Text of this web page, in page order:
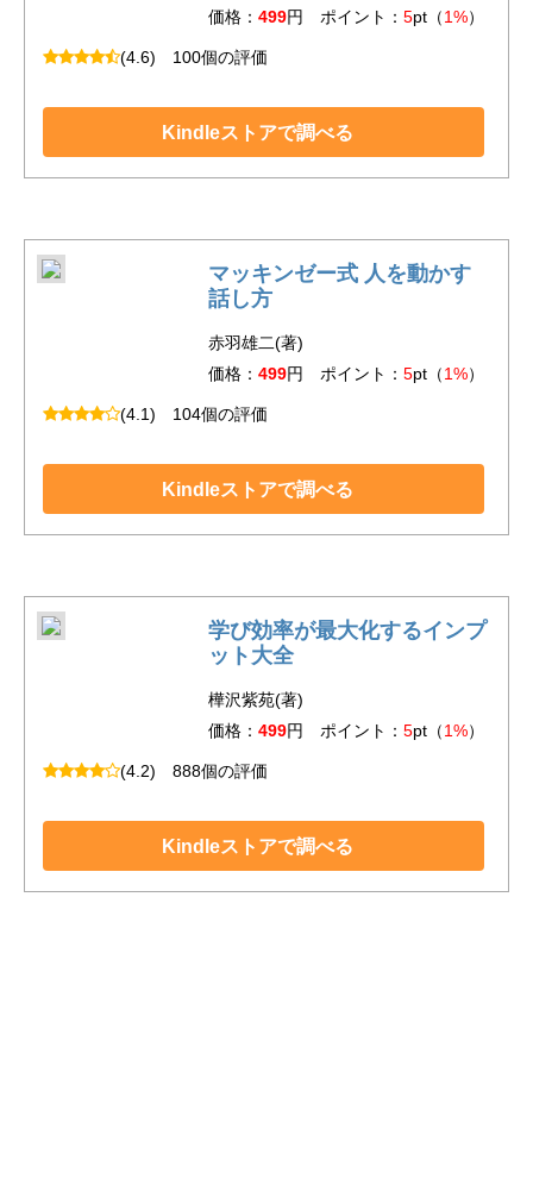
価格： 499円 ポイント： 5pt（1%）
(4.6) 100個の評価
Kindleストアで調べる
マッキンゼー式 人を動かす
話し方
赤羽雄二(著)
価格： 499円 ポイント： 5pt（1%）
(4.1) 104個の評価
Kindleストアで調べる
学び効率が最大化するインプ
ット大全
樺沢紫苑(著)
価格： 499円 ポイント： 5pt（1%）
(4.2) 888個の評価
Kindleストアで調べる